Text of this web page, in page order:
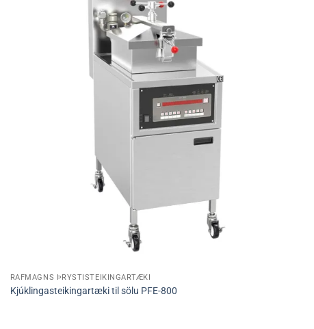
RAFMAGNS ÞRÝSTISTEIKINGARTÆKI
Kjúklingasteikingartæki til sölu PFE-800